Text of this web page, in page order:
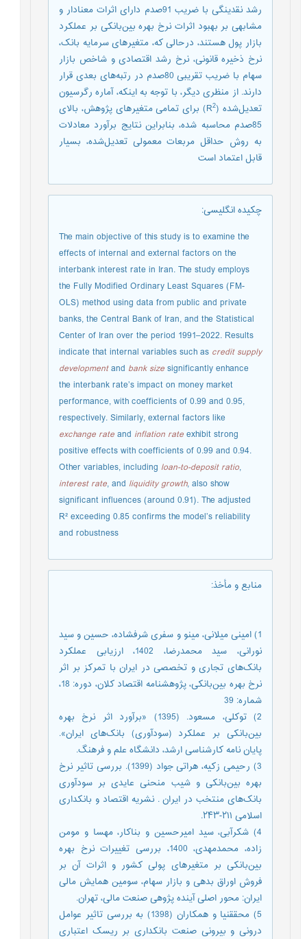
رشد نقدینگی با ضریب 91صدم دارای اثرات معنادار و
مشابهی بر بهبود اثرات نرخ بهره بین‌بانکی بر عملکرد
بازار پول هستند، درحالی که، متغیرهای سرمایه بانک،
نرخ ذخیره قانونی، نرخ رشد اقتصادی و شاخص بازار
سهام با ضریب تقریبی 80صدم در رتبه‌های بعدی قرار
دارند. از منظری دیگر، با توجه به اینکه، آماره رگرسیون
تعدیل‌شده (R 2
) برای تمامی متغیرهای پژوهش، بالای
85صدم محاسبه شده، بنابراین نتایج برآورد معادلات
به روش حداقل مربعات معمولی تعدیل‌شده، بسیار
قابل اعتماد است
چکیده انگلیسی:
The main objective of this study is to examine the
effects of internal and external factors on the
interbank interest rate in Iran. The study employs
the Fully Modified Ordinary Least Squares (FM-
OLS) method using data from public and private
banks, the Central Bank of Iran, and the Statistical
Center of Iran over the period 1991–2022. Results
indicate that internal variables such ascredit supply
developmentandbank sizesignificantly enhance
the interbank rate’s impact on money market
performance, with coefficients of 0.99 and 0.95,
respectively. Similarly, external factors like
exchange rateandinflation rateexhibit strong
positive effects with coefficients of 0.99 and 0.94.
Other variables, includingloan-to-deposit ratio
interest rate, andliquidity growth, also show
significant influences (around 0.91). The adjusted
R² exceeding 0.85 confirms the model’s reliability
and robustness
منابع و مأخذ:
1) امینی میلانی، مینو و سفری شرفشاده، حسین و سید
نورانی، سید محمدرضا، 1402، ارزیابی عملکرد
بانک‌های تجاری و تخصصی در ایران با تمرکز بر اثر
نرخ بهره بین‌بانکی، پژوهشنامه اقتصاد کلان، دوره: 18،
شماره: 39
2) توکلی، مسعود. (1395) «برآورد اثر نرخ بهره
بین‌بانکی بر عملکرد (سودآوری) بانک‌های ایران».
پایان نامه کارشناسی ارشد، دانشگاه علم و فرهنگ.
3) رحیمی زکیه، هراتی جواد (1399). بررسی تاثیر نرخ
بهره بین‌بانکی و شیب منحنی عایدی بر سودآوری
بانک‌های منتخب در ایران . نشریه اقتصاد و بانکداری
اسلامی ۲۱۱-۲۴۳.
4) شکرآبی، سید امیرحسین و بناکار، مهسا و مومن
زاده، محمدمهدی، 1400، بررسی تغییرات نرخ بهره
بین‌بانکی بر متغیرهای پولی کشور و اثرات آن بر
فروش اوراق بدهی و بازار سهام، سومین همایش مالی
ایران: محور اصلی آینده پژوهی صنعت مالی، تهران.
5) محقق­نیا و همکاران (1398) به بررسی تاثیر عوامل
درونی و بیرونی صنعت بانکداری بر ریسک اعتباری